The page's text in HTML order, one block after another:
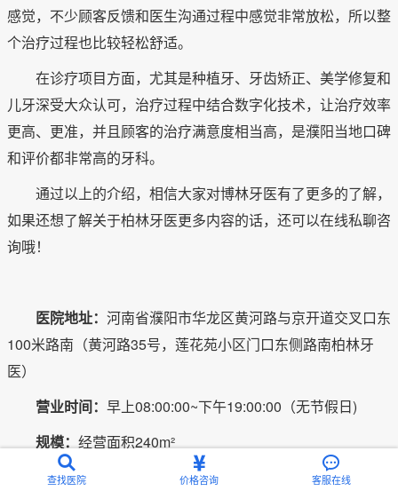
感觉，不少顾客反馈和医生沟通过程中感觉非常放松，所以整
个治疗过程也比较轻松舒适。
在诊疗项目方面，尤其是种植牙、牙齿矫正、美学修复和
儿牙深受大众认可，治疗过程中结合数字化技术，让治疗效率
更高、更准，并且顾客的治疗满意度相当高，是濮阳当地口碑
和评价都非常高的牙科。
通过以上的介绍，相信大家对博林牙医有了更多的了解，
如果还想了解关于柏林牙医更多内容的话，还可以在线私聊咨
询哦！
医院地址： 河南省濮阳市华龙区黄河路与京开道交叉口东
100米路南（黄河路35号，莲花苑小区门口东侧路南柏林牙
医）
营业时间： 早上08:00:00~下午19:00:00（无节假日)
规模： 经营面积240m²
10、濮阳雅而美口腔
查找医院 价格咨询 客服在线